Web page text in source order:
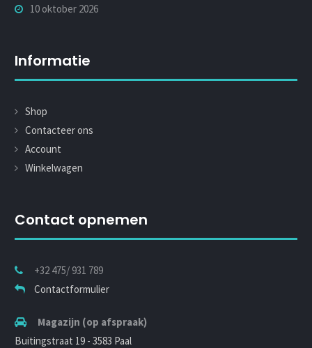
10 oktober 2026
Informatie
Shop
Contacteer ons
Account
Winkelwagen
Contact opnemen
+32 475/ 931 789
Contactformulier
Magazijn (op afspraak)
Buitingstraat 19 - 3583 Paal